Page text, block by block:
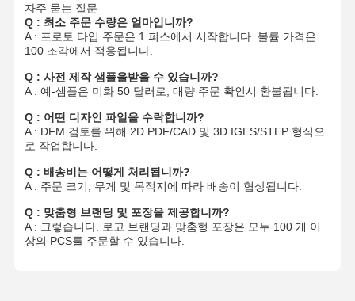
CNC 가공 부품
판금 부품
자동차 부품 제조
빠른 프로토 타이핑
금속 표면 처리
다이 캐스팅 금형
자주 묻는 질문
Q : 최소 주문 수량은 얼마입니까?
A : 프로토 타입 주문은 1 피스에서 시작합니다. 볼륨 가격은
100 조각에서 적용됩니다.
Q : 사전 제작 샘플을받을 수 있습니까?
A : 예-샘플은 미화 50 달러로, 대량 주문 확인시 환불됩니다.
Q : 어떤 디자인 파일을 수락합니까?
A : DFM 검토를 위해 2D PDF/CAD 및 3D IGES/STEP 형식으
로 작업합니다.
Q : 배송비는 어떻게 처리됩니까?
A : 주문 크기, 무게 및 목적지에 따라 배송이 협상됩니다.
Q : 맞춤형 브랜딩 및 포장을 제공합니까?
A : 그렇습니다. 로고 브랜딩과 맞춤형 포장은 모두 100 개 이
상의 PCS를 주문할 수 있습니다.